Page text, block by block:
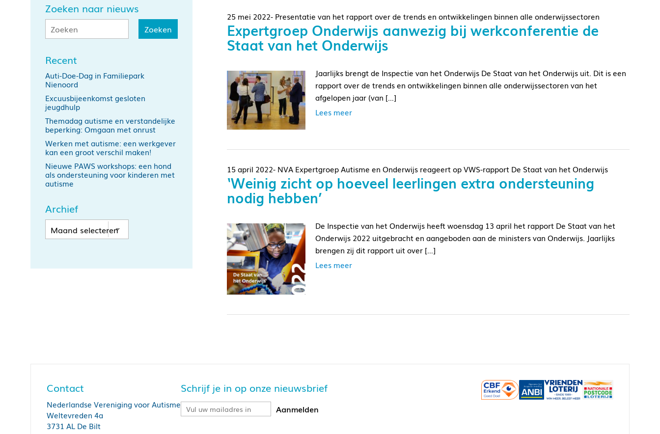
Zoeken naar nieuws
Recent
Auti-Doe-Dag in Familiepark
Nienoord
Excuusbijeenkomst gesloten
jeugdhulp
Themadag autisme en verstandelijke
beperking: Omgaan met onrust
Werken met autisme: een werkgever
kan een groot verschil maken!
Nieuwe PAWS workshops: een hond
als ondersteuning voor kinderen met
autisme
Archief
25 mei 2022- Presentatie van het rapport over de trends en ontwikkelingen binnen alle onderwijssectoren
Expertgroep Onderwijs aanwezig bij werkconferentie de
Staat van het Onderwijs
Jaarlijks brengt de Inspectie van het Onderwijs De Staat van het Onderwijs uit. Dit is een
rapport over de trends en ontwikkelingen binnen alle onderwijssectoren van het
afgelopen jaar (van […]
Lees meer
15 april 2022- NVA Expertgroep Autisme en Onderwijs reageert op VWS-rapport De Staat van het Onderwijs
‘Weinig zicht op hoeveel leerlingen extra ondersteuning
nodig hebben’
De Inspectie van het Onderwijs heeft woensdag 13 april het rapport De Staat van het
Onderwijs 2022 uitgebracht en aangeboden aan de ministers van Onderwijs. Jaarlijks
brengen zij dit rapport uit over […]
Lees meer
Contact
Nederlandse Vereniging voor Autisme
Weltevreden 4a
3731 AL De Bilt
Schrijf je in op onze nieuwsbrief